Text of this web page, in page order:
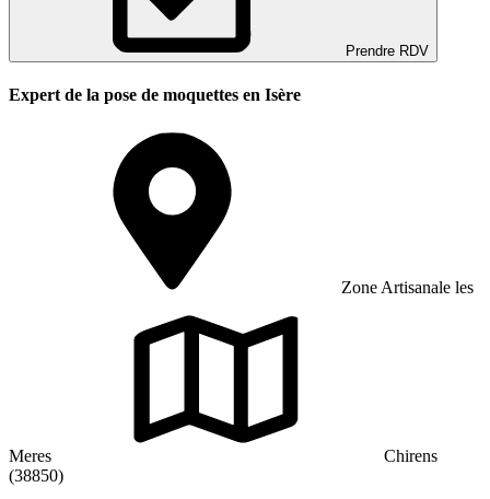
Prendre RDV
Expert de la pose de moquettes en Isère
Zone Artisanale les
Meres
Chirens
(38850)